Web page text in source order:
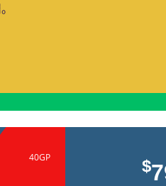
40GP $